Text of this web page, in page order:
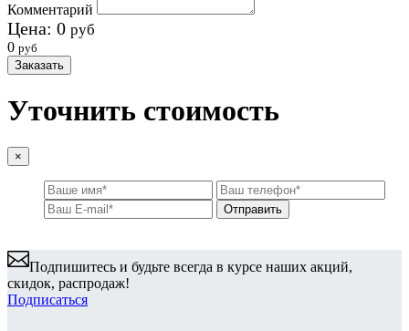
Комментарий
Цена: 0 руб
0 руб
Заказать
Уточнить стоимость
×
Подпишитесь и будьте всегда в курсе наших акций,
скидок, распродаж!
Подписаться